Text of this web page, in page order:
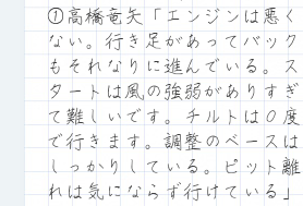
①高橋竜矢「エンジンは悪く
ない。行き足があってバック
もそれなりに進んでいる。ス
タートは風の強弱がありすぎ
て難しいです。チルトは０度
で行きます。調整のベースは
しっかりしている。ピット離
れは気にならず行けている」